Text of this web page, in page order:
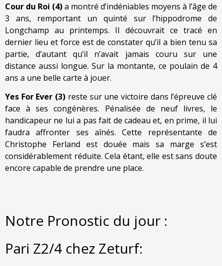
Cour du Roi (4)a montré d’indéniables moyens à l’âge de
3 ans, remportant un quinté sur l’hippodrome de
Longchamp au printemps. Il découvrait ce tracé en
dernier lieu et force est de constater qu’il a bien tenu sa
partie, d’autant qu’il n’avait jamais couru sur une
distance aussi longue. Sur la montante, ce poulain de 4
ans a une belle carte à jouer.
Yes For Ever (3) reste sur une victoire dans l’épreuve clé
face à ses congénères. Pénalisée de neuf livres, le
handicapeur ne lui a pas fait de cadeau et, en prime, il lui
faudra affronter ses aînés. Cette représentante de
Christophe Ferland est douée mais sa marge s’est
considérablement réduite. Cela étant, elle est sans doute
encore capable de prendre une place.
Notre Pronostic du jour :
Pari Z2/4 chez Zeturf: